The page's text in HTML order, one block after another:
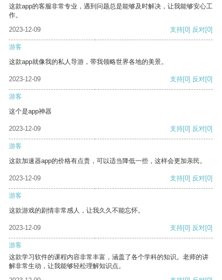
这款app的客服非常专业，遇到问题总是能够及时解决，让我能够安心工
作。
2023-12-09
支持[0] 反对[0]
游客
这款app就像我的私人导游，带我领略世界各地的美景。
2023-12-09 支持[0] 反对[0]
游客
这个是app神器
2023-12-09 支持[0] 反对[0]
游客
这款加速器app的价格有点贵，可以适当降低一些，这样会更加亲民。
2023-12-09 支持[0] 反对[0]
游客
这款游戏的剧情非常感人，让我久久不能忘怀。
2023-12-09 支持[0] 反对[0]
游客
这款学习软件的课程内容非常丰富，涵盖了各个学科的知识。老师的讲
解非常生动，让我能够轻松理解知识点。